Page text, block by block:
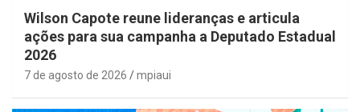
Wilson Capote reune lideranças e articula
ações para sua campanha a Deputado Estadual
2026
7 de agosto de 2026 mpiaui